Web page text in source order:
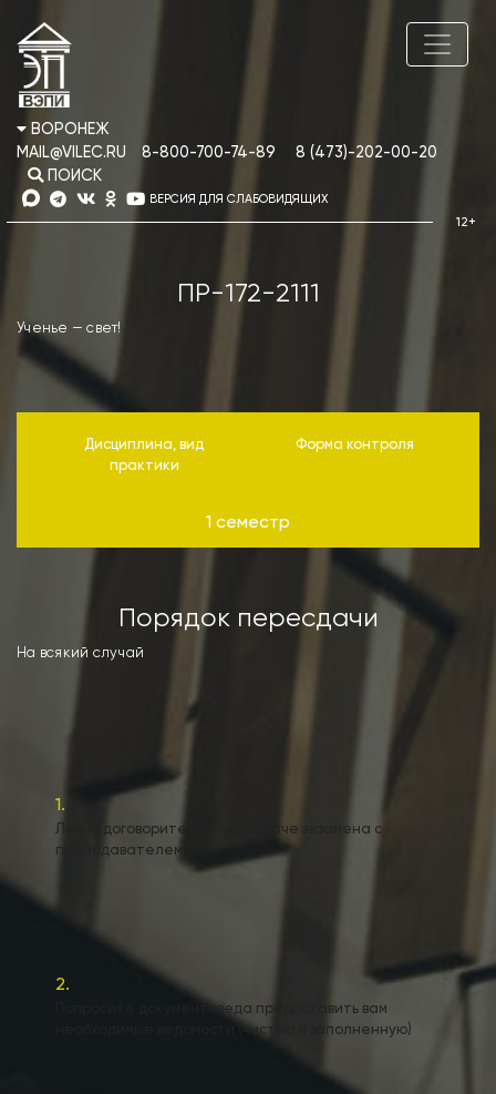
ВОРОНЕЖ
MAIL@VILEC.RU
8-800-700-74-89
8 (473)-202-00-20
ПОИСК
ВЕРСИЯ ДЛЯ СЛАБОВИДЯЩИХ
ПР-172-2111
Ученье — свет!
Дисциплина, вид
практики
Форма контроля
1 семестр
Порядок пересдачи
На всякий случай
1.
Лично договоритесь о пересдаче экзамена с
преподавателем
2.
Попросите документоведа предоставить вам
необходимые ведомости (чистую и заполненную)